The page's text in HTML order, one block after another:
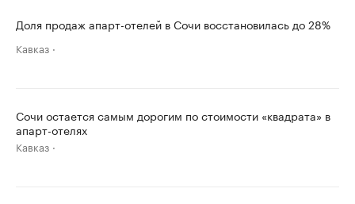
Доля продаж апарт-отелей в Сочи восстановилась до 28%
Кавказ
Сочи остается самым дорогим по стоимости «квадрата» в
апарт-отелях
Кавказ